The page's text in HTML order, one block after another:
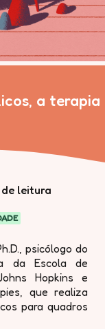
a terapia
leitura
psicólogo do
da Escola de
Hopkins e
que realiza
para quadros